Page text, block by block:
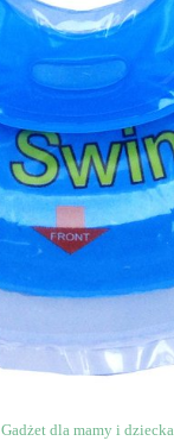
Gadżet dla mamy i dziecka